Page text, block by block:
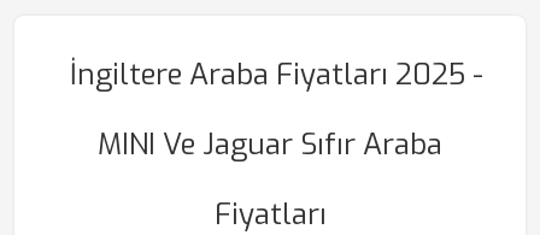
İngiltere Araba Fiyatları 2025 -
MINI Ve Jaguar Sıfır Araba
Fiyatları